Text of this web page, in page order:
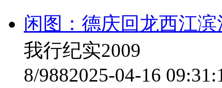
闲图：德庆回龙西江
我行纪实2009
8/9882025-04-16